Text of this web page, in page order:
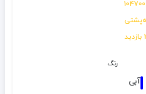
104700
رنگ
آبی